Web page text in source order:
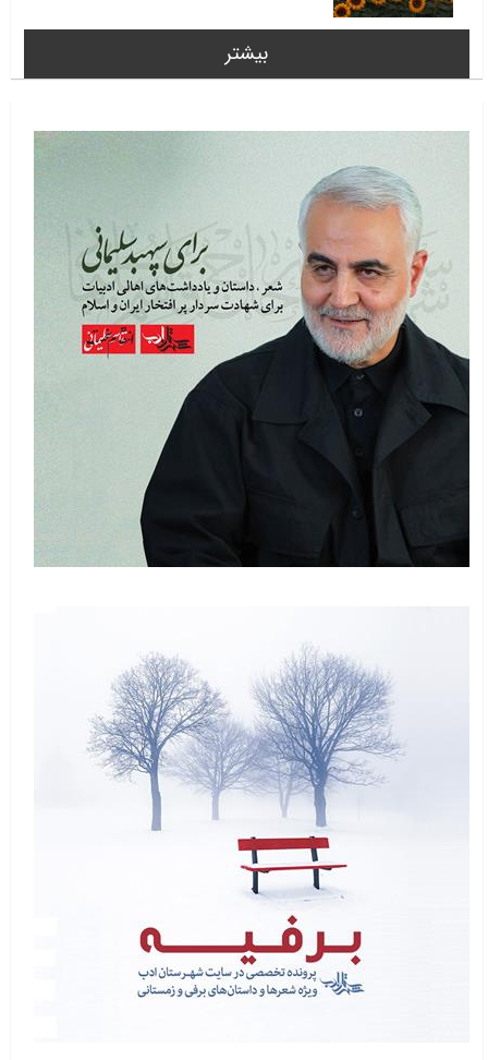
بیشتر